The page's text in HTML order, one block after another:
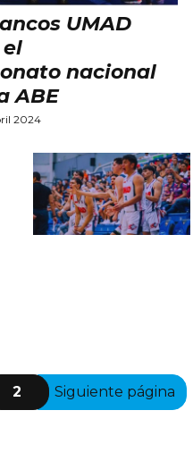
UMAD
nacional
ABE
2024
2 Siguiente página